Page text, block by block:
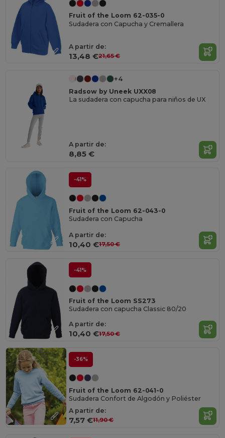
Fruit of the Loom 62-035-0
Sudadera con Capucha y Cremallera
A partir de:
13,48 €21,65 €
+4
Radsow by Uneek UXX08
La sudadera con capucha para niños de UX
A partir de:
8,85 €
-41%
Fruit of the Loom 62-043-0
Sudadera con Capucha
A partir de:
10,40 €17,50 €
-41%
Fruit of the Loom SS273
Sudadera con capucha Classic 80/20
A partir de:
10,40 €17,50 €
-36%
Fruit of the Loom 62-041-0
Sudadera Confort de Algodón y Poliéster
A partir de:
7,57 €11,90 €